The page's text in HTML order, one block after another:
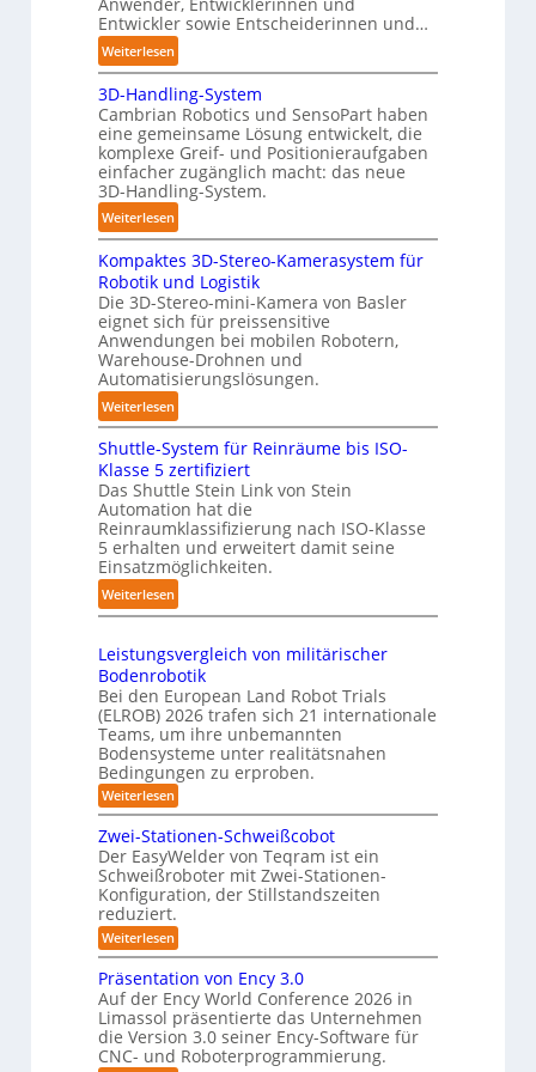
r
C
o
b
o
t
s
t
ä
n
d
i
g
e
P
o
l
y
m
e
r
l
a
g
e
ü
r
T
a
u
c
h
b
o
t
e
r
Entwickler sowie Entscheiderinnen und…
Weiterlesen:
A
u
t
o
m
a
t
i
s
i
e
r
u
n
g
s
r
e
f
f
2
0
2
6
3D-Handling-System
Cambrian Robotics und SensoPart haben
eine gemeinsame Lösung entwickelt, die
komplexe Greif- und Positionieraufgaben
einfacher zugänglich macht: das neue
3D-Handling-System.
Weiterlesen:
3
D
-
H
a
n
d
l
i
n
g
-
S
y
s
t
e
Kompaktes 3D-Stereo-Kamerasystem für
Robotik und Logistik
Die 3D-Stereo-mini-Kamera von Basler
eignet sich für preissensitive
Anwendungen bei mobilen Robotern,
Warehouse-Drohnen und
Automatisierungslösungen.
Weiterlesen:
K
o
m
p
a
k
t
e
s
D
-
S
t
e
r
e
o
-
K
a
m
e
r
a
s
y
s
t
Shuttle-System für Reinräume bis ISO-
Klasse 5 zertifiziert
Das Shuttle Stein Link von Stein
Automation hat die
Reinraumklassifizierung nach ISO-Klasse
5 erhalten und erweitert damit seine
Einsatzmöglichkeiten.
Weiterlesen:
S
u
t
t
l
e
-
S
y
s
t
e
f
ü
r
R
e
i
Leistungsvergleich von militärischer
Bodenrobotik
Bei den European Land Robot Trials
(ELROB) 2026 trafen sich 21 internationale
Teams, um ihre unbemannten
Bodensysteme unter realitätsnahen
Bedingungen zu erproben.
Weiterlesen:
L
e
i
s
t
u
g
s
v
e
r
g
l
e
i
Zwei-Stationen-Schweißcobot
Der EasyWelder von Teqram ist ein
Schweißroboter mit Zwei-Stationen-
Konfiguration, der Stillstandszeiten
reduziert.
Weiterlesen:
Z
w
e
i
-
S
t
Präsentation von Ency 3.0
Auf der Ency World Conference 2026 in
Limassol präsentierte das Unternehmen
die Version 3.0 seiner Ency-Software für
CNC- und Roboterprogrammierung.